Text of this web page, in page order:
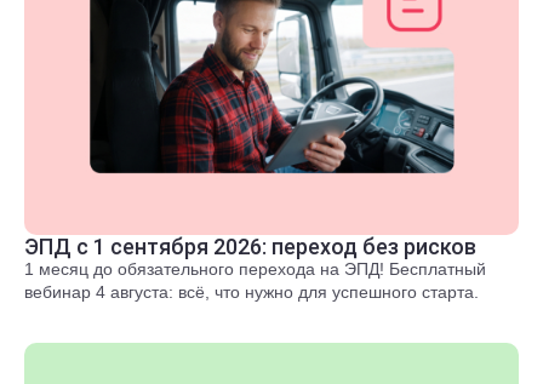
ЭПД с 1 сентября 2026: переход без рисков
1 месяц до обязательного перехода на ЭПД! Бесплатный
вебинар 4 августа: всё, что нужно для успешного старта.